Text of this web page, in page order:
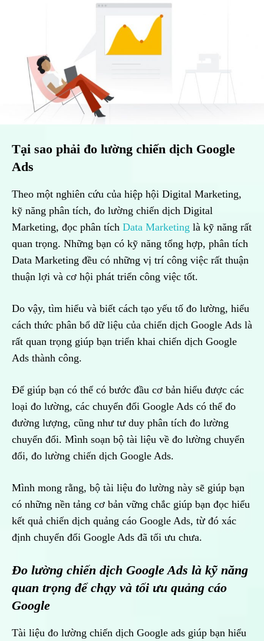
Tại sao phải đo lường chiến dịch Google
Ads
Theo một nghiên cứu của hiệp hội Digital Marketing,
kỹ năng phân tích, đo lường chiến dịch Digital
Marketing, đọc phân tích Data Marketing là kỹ năng rất
quan trọng. Những bạn có kỹ năng tổng hợp, phân tích
Data Marketing đều có những vị trí công việc rất thuận
thuận lợi và cơ hội phát triển công việc tốt.
Do vậy, tìm hiểu và biết cách tạo yếu tố đo lường, hiểu
cách thức phân bổ dữ liệu của chiến dịch Google Ads là
rất quan trọng giúp bạn triển khai chiến dịch Google
Ads thành công.
Để giúp bạn có thể có bước đầu cơ bản hiểu được các
loại đo lường, các chuyển đổi Google Ads có thể đo
đường lượng, cũng như tư duy phân tích đo lường
chuyển đổi. Mình soạn bộ tài liệu về đo lường chuyển
đổi, đo lường chiến dịch Google Ads.
Mình mong rằng, bộ tài liệu đo lường này sẽ giúp bạn
có những nền tảng cơ bản vững chắc giúp bạn đọc hiểu
kết quả chiến dịch quảng cáo Google Ads, từ đó xác
định chuyển đổi Google Ads đã tối ưu chưa.
Đo lường chiến dịch Google Ads là kỹ năng
quan trọng để chạy và tối ưu quảng cáo
Google
Tài liệu đo lường chiến dịch Google ads giúp bạn hiểu